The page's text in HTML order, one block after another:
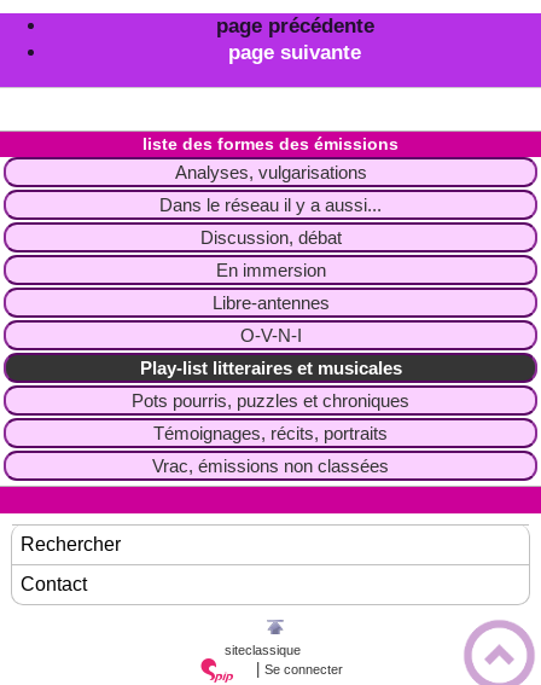
page précédente
page suivante
liste des formes des émissions
Analyses, vulgarisations
Dans le réseau il y a aussi...
Discussion, débat
En immersion
Libre-antennes
O-V-N-I
Play-list litteraires et musicales
Pots pourris, puzzles et chroniques
Témoignages, récits, portraits
Vrac, émissions non classées
Rechercher
Contact
siteclassique
Se connecter